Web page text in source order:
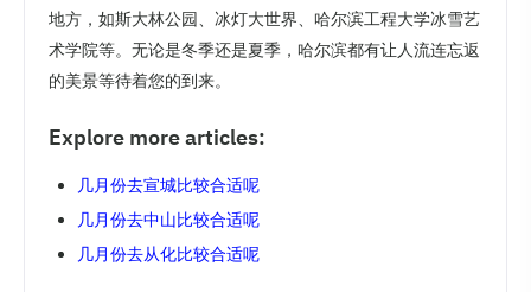
地方，如斯大林公园、冰灯大世界、哈尔滨工程大学冰雪艺
术学院等。无论是冬季还是夏季，哈尔滨都有让人流连忘返
的美景等待着您的到来。
Explore more articles:
几月份去宣城比较合适呢
几月份去中山比较合适呢
几月份去从化比较合适呢